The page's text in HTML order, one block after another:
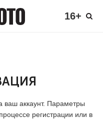
16+
аккаунт. Параметры
регистрации или в